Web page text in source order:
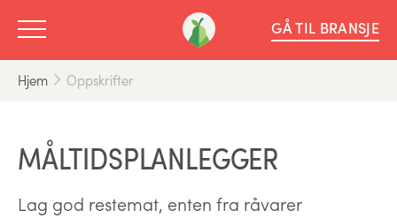
GÅ TIL BRANSJE
Hjem Oppskrifter
MÅLTIDSPLANLEGGER
Lag god restemat, enten fra råvarer